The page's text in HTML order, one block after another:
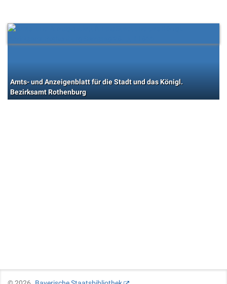
Amts- und Anzeigenblatt für die Stadt und das Königl.
Bezirksamt Rothenburg